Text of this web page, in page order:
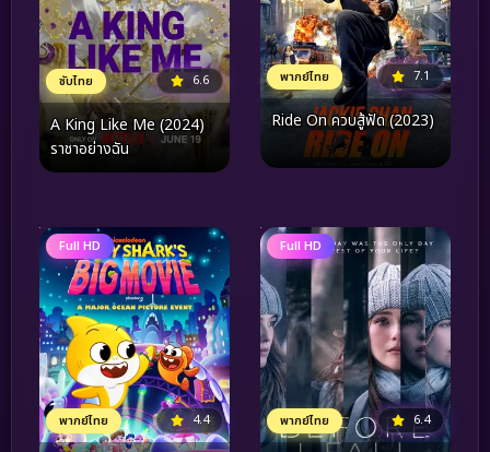
ซับไทย 6.6
A King Like Me (2024)
ราชาอย่างฉัน
พากย์ไทย 7.1
Ride On ควบสู้ฟัด (2023)
Full HD
พากย์ไทย 4.4
Full HD
พากย์ไทย 6.4